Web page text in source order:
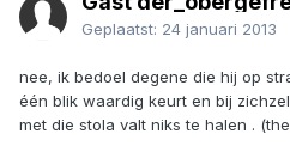
Geplaatst: 24 januari 2013
nee, ik bedoel degene die hij op
één blik waardig keurt en bij
met die stola valt niks te halen .